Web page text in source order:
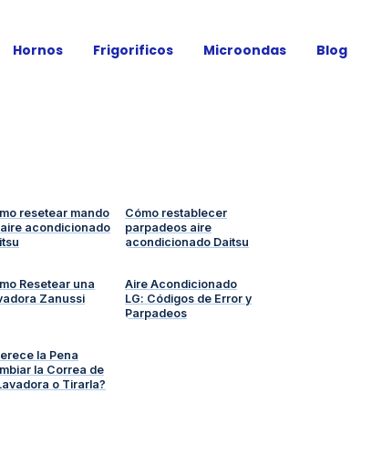
Hornos Frigorificos Microondas Blog
resetear mando
acondicionado
Cómo restablecer
parpadeos aire
acondicionado Daitsu
Resetear una
Zanussi
Aire Acondicionado
LG: Códigos de Error y
Parpadeos
la Pena
la Correa de
o Tirarla?